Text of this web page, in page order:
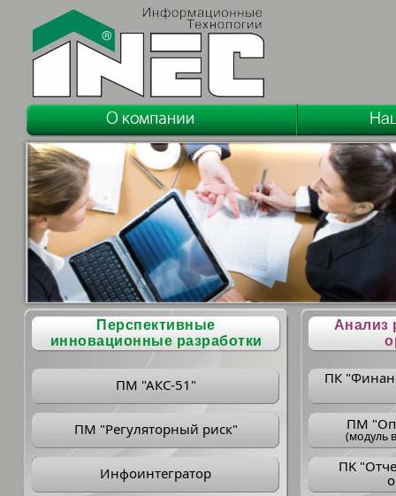
Перспективные
инновационные разработки
ПМ "АКС-51"
ПМ "Регуляторный риск"
Инфоинтегратор
Анализ
ПК
ПM
(модуль
ПK